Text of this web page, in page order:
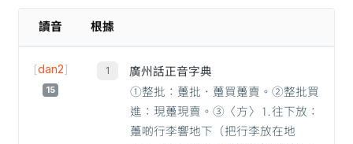
讀音 根據
[dan2]
15
廣州話正音字典
①整批：躉批．躉買躉賣。②整批買
進：現躉現賣。③〈方〉⒈往下放：
躉啲行李響地下（把行李放在地